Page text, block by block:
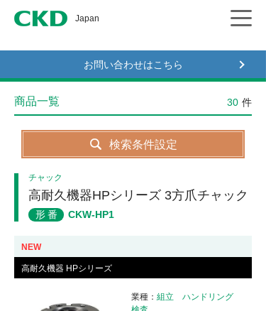
CKD
Japan
お問い合わせはこちら
商品一覧 30 件
検索条件設定
チャック
高耐久機器HPシリーズ 3方爪チャック
形番 CKW-HP1
NEW
高耐久機器 HPシリーズ
業種 組立
ハンドリング